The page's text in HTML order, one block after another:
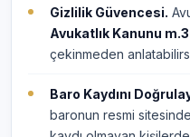
Gizlilik Güvencesi.
Avukatlık Kanunu
çekinmeden
Baro Kaydını
baronun resmi